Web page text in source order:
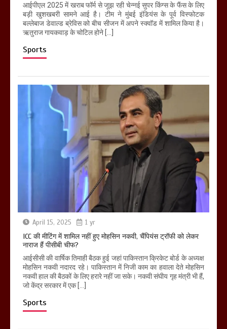
आईपीएल 2025 में खराब फॉर्म से जूझ रही चेन्नई सुपर किंग्स के फैंस के लिए
बड़ी खुशखबरी सामने आई है। टीम ने मुंबई इंडियंस के पूर्व विस्फोटक
बल्लेबाज डेवाल्ड ब्रेविस को बीच सीजन में अपने स्क्वॉड में शामिल किया है।
ऋतुराज गायकवाड़ के चोटिल होने […]
Sports
April 15, 2025 1 yr
ICC की मीटिंग में शामिल नहीं हुए मोहसिन नकवी, चैंपियंस ट्रॉफी को लेकर
नाराज हैं पीसीबी चीफ?
आईसीसी की वार्षिक तिमाही बैठक हुई जहां पाकिस्तान क्रिकेट बोर्ड के अध्यक्ष
मोहसिन नकवी नदारद रहे। पाकिस्तान में निजी काम का हवाला देते मोहसिन
नकवी हाल की बैठकों के लिए हरारे नहीं जा सके। नकवी संघीय गृह मंत्री भी हैं,
जो केंद्र सरकार में एक […]
Sports